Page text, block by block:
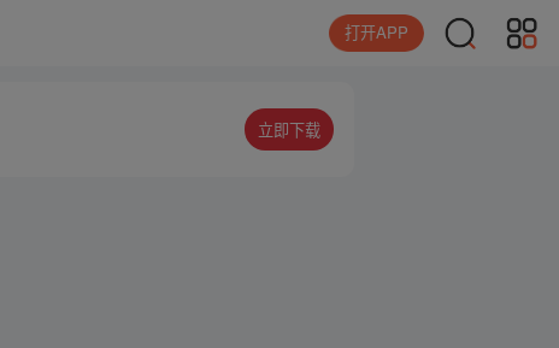
打开APP
立即下载